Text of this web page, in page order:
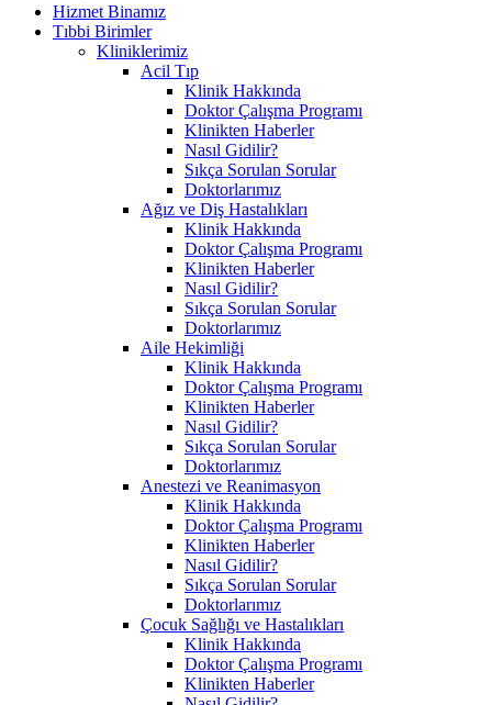
Hizmet Binamız
Tıbbi Birimler
Kliniklerimiz
Acil Tıp
Klinik Hakkında
Doktor Çalışma Programı
Klinikten Haberler
Nasıl Gidilir?
Sıkça Sorulan Sorular
Doktorlarımız
Ağız ve Diş Hastalıkları
Klinik Hakkında
Doktor Çalışma Programı
Klinikten Haberler
Nasıl Gidilir?
Sıkça Sorulan Sorular
Doktorlarımız
Aile Hekimliği
Klinik Hakkında
Doktor Çalışma Programı
Klinikten Haberler
Nasıl Gidilir?
Sıkça Sorulan Sorular
Doktorlarımız
Anestezi ve Reanimasyon
Klinik Hakkında
Doktor Çalışma Programı
Klinikten Haberler
Nasıl Gidilir?
Sıkça Sorulan Sorular
Doktorlarımız
Çocuk Sağlığı ve Hastalıkları
Klinik Hakkında
Doktor Çalışma Programı
Klinikten Haberler